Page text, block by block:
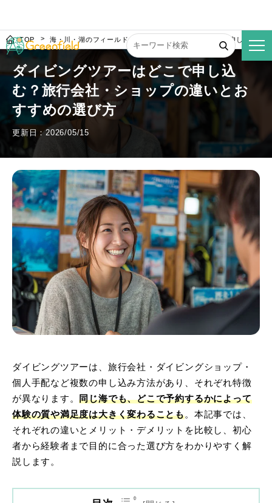
TOP 海・川・湖のフィールド ダイビングツアーはどこで申し込む？
ダイビングツアーはどこで申し込
む？旅行会社・ショップの違いとお
すすめの選び方
更新日：2026/05/15
ダイビングツアーは、旅行会社・ダイビングショップ・
個人手配など複数の申し込み方法があり、それぞれ特徴
が異なります。同じ海でも、どこで予約するかによって
体験の質や満足度は大きく変わることも。本記事では、
それぞれの違いとメリット・デメリットを比較し、初心
者から経験者まで目的に合った選び方をわかりやすく解
説します。